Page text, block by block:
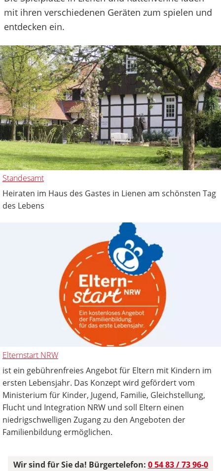
mit ihren verschiedenen Geräten zum spielen und
entdecken ein.
Standesamt
Heiraten im Haus des Gastes in Lienen am schönsten Tag
des Lebens
Elternstart NRW
ist ein gebührenfreies Angebot für Eltern mit Kindern im
ersten Lebensjahr. Das Konzept wird gefördert vom
Ministerium für Kinder, Jugend, Familie, Gleichstellung,
Flucht und Integration NRW und soll Eltern einen
niedrigschwelligen Zugang zu den Angeboten der
Familienbildung ermöglichen.
Wir sind für Sie da! Bürgertelefon: 0 54 83 / 73 96-0